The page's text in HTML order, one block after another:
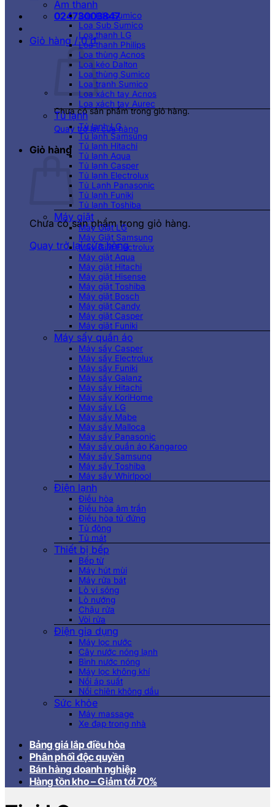
02473003847
Giỏ hàng /0₫
Chưa có sản phẩm trong giỏ hàng.
Quay trở lại cửa hàng
Giỏ hàng
Chưa có sản phẩm trong giỏ hàng.
Quay trở lại cửa hàng
Âm thanh
Loa kéo Sumico
Loa Sub Sumico
Loa thanh LG
Loa thanh Philips
Loa thùng Acnos
Loa kéo Dalton
Loa thùng Sumico
Loa tranh Sumico
Loa xách tay Acnos
Loa xách tay Aurec
Tủ lạnh
Tủ lạnh LG
Tủ lạnh Samsung
Tủ lạnh Hitachi
Tủ lạnh Aqua
Tủ lạnh Casper
Tủ lạnh Electrolux
Tủ Lạnh Panasonic
Tủ lạnh Funiki
Tủ lạnh Toshiba
Máy giặt
Máy Giặt LG
Máy Giặt Samsung
Máy Giặt Electrolux
Máy giặt Aqua
Máy giặt Hitachi
Máy giặt Hisense
Máy giặt Toshiba
Máy giặt Bosch
Máy giặt Candy
Máy giặt Casper
Máy giặt Funiki
Máy sấy quần áo
Máy sấy Casper
Máy sấy Electrolux
Máy sấy Funiki
Máy sấy Galanz
Máy sấy Hitachi
Máy sấy KoriHome
Máy sấy LG
Máy sấy Mabe
Máy sấy Malloca
Máy sấy Panasonic
Máy sấy quần áo Kangaroo
Máy sấy Samsung
Máy sấy Toshiba
Máy sấy Whirlpool
Điện lạnh
Điều hòa
Điều hòa âm trần
Điều hòa tủ đứng
Tủ đông
Tủ mát
Thiết bị bếp
Bếp từ
Máy hút mùi
Máy rửa bát
Lò vi sóng
Lò nướng
Chậu rửa
Vòi rửa
Điện gia dụng
Máy lọc nước
Cây nước nóng lạnh
Bình nước nóng
Máy lọc không khí
Nồi áp suất
Nồi chiên không dầu
Sức khỏe
Máy massage
Xe đạp trong nhà
Bảng giá lắp điều hòa
Phân phối độc quyền
Bán hàng doanh nghiệp
Hàng tồn kho – Giảm tới 70%